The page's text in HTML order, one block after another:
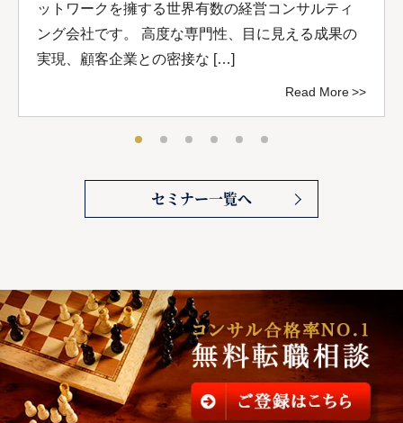
ットワークを擁する世界有数の経営コンサルティ
ング会社です。 高度な専門性、目に見える成果の
実現、顧客企業との密接な […]
Read More
セミナー一覧へ